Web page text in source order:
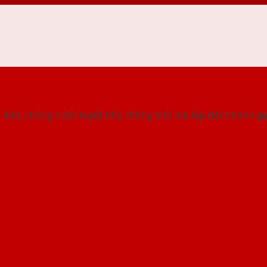
chống nước tuyệt đối, chống mối mọt, lắp đặt nhanh gọn